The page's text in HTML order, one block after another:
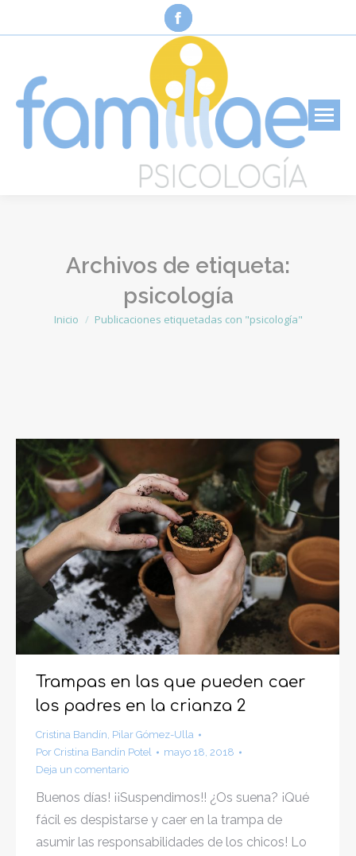
Facebook
page
opens
in
new
Archivos de etiqueta:
psicología
Estás aquí:
Inicio Publicaciones etiquetadas con "psicología"
Trampas en las que pueden caer
los padres en la crianza 2
Cristina Bandín, Pilar Gómez-Ulla
Por Cristina Bandín Potel
mayo 18, 2018
Deja un comentario
Buenos días! ¡¡Suspendimos!! ¿Os suena? ¡Qué
fácil es despistarse y caer en la trampa de
asumir las responsabilidades de los chicos! Lo